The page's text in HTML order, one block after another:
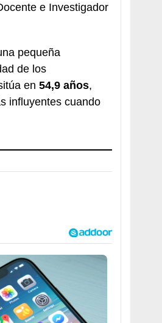
e Investigador
pequeña
de los
en 54,9 años,
influyentes cuando